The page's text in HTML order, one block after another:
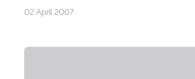
02 April 2007